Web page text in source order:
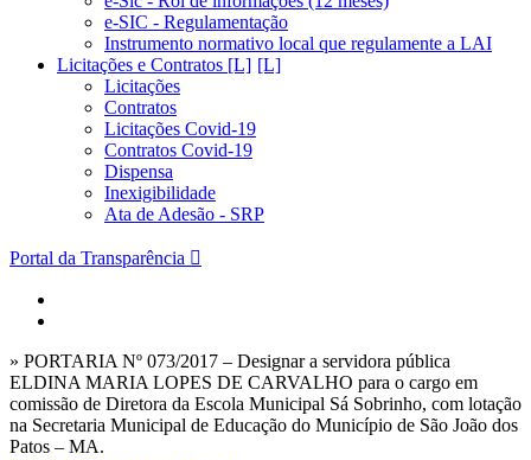
e-SIC - Regulamentação
Instrumento normativo local que regulamente a LAI
Licitações e Contratos [L]
Licitações
Contratos
Licitações Covid-19
Contratos Covid-19
Dispensa
Inexigibilidade
Ata de Adesão - SRP
Portal da Transparência
» PORTARIA Nº 073/2017 – Designar a servidora pública
ELDINA MARIA LOPES DE CARVALHO para o cargo em
comissão de Diretora da Escola Municipal Sá Sobrinho, com lotação
na Secretaria Municipal de Educação do Município de São João dos
Patos – MA.